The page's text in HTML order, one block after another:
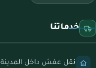
خدماتنا
نقل عفش داخل المدينة